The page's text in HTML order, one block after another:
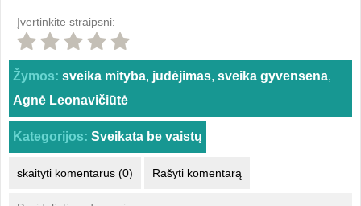
Įvertinkite straipsni:
Žymos: sveika mityba, judėjimas, sveika gyvensena,
Agnė Leonavičiūtė
Kategorijos: Sveikata be vaistų
skaityti komentarus (0) Rašyti komentarą